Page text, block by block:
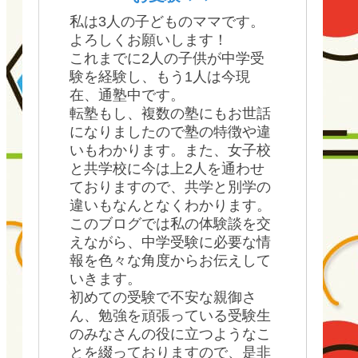
私は3人の子どものママです。
よろしくお願いします！
これまでに2人の子供が中学受
験を経験し、もう1人は今現
在、通塾中です。
転塾もし、複数の塾にもお世話
になりましたので塾の特徴や違
いもわかります。また、女子校
と共学校に今は上2人を通わせ
ておりますので、共学と別学の
違いもなんとなくわかります。
このブログでは私の体験談を交
えながら、中学受験に必要な情
報を色々な角度からお伝えして
いきます。
初めての受験で不安な親御さ
ん、勉強を頑張っている受験生
のみなさんの役に立つようなこ
とを綴っておりますので、是非